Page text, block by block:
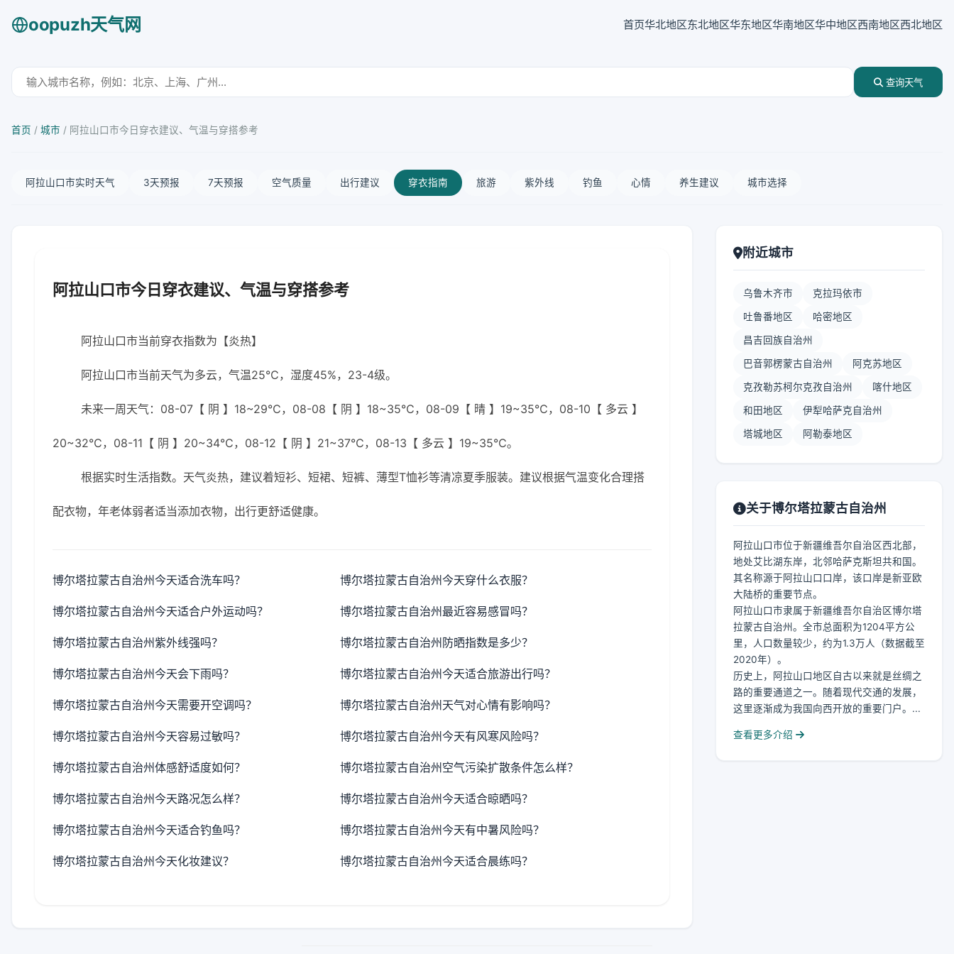
oopuzh天气网 首页华北地区东北地区华东地区华南地区华中地区西南地区西北地区
查询天气
首页 / 城市 / 阿拉山口市今日穿衣建议、气温与穿搭参考
阿拉山口市实时天气 3天预报 7天预报 空气质量 出行建议 穿衣指南 旅游 紫外线 钓鱼 心情 养生建议 城市选择
阿拉山口市今日穿衣建议、气温与穿搭参考
阿拉山口市当前穿衣指数为【炎热】
阿拉山口市当前天气为多云，气温25℃，湿度45%，23-4级。
未来一周天气：08-07【 阴 】18~29℃，08-08【 阴 】18~35℃，08-09【 晴 】19~35℃，08-10【 多云 】
20~32℃，08-11【 阴 】20~34℃，08-12【 阴 】21~37℃，08-13【 多云 】19~35℃。
根据实时生活指数。天气炎热，建议着短衫、短裙、短裤、薄型T恤衫等清凉夏季服装。建议根据气温变化合理搭
配衣物，年老体弱者适当添加衣物，出行更舒适健康。
博尔塔拉蒙古自治州今天适合洗车吗？ 博尔塔拉蒙古自治州今天穿什么衣服？
博尔塔拉蒙古自治州今天适合户外运动吗？ 博尔塔拉蒙古自治州最近容易感冒吗？
博尔塔拉蒙古自治州紫外线强吗？ 博尔塔拉蒙古自治州防晒指数是多少？
博尔塔拉蒙古自治州今天会下雨吗？ 博尔塔拉蒙古自治州今天适合旅游出行吗？
博尔塔拉蒙古自治州今天需要开空调吗？ 博尔塔拉蒙古自治州天气对心情有影响吗？
博尔塔拉蒙古自治州今天容易过敏吗？ 博尔塔拉蒙古自治州今天有风寒风险吗？
博尔塔拉蒙古自治州体感舒适度如何？ 博尔塔拉蒙古自治州空气污染扩散条件怎么样？
博尔塔拉蒙古自治州今天路况怎么样？ 博尔塔拉蒙古自治州今天适合晾晒吗？
博尔塔拉蒙古自治州今天适合钓鱼吗？ 博尔塔拉蒙古自治州今天有中暑风险吗？
博尔塔拉蒙古自治州今天化妆建议？ 博尔塔拉蒙古自治州今天适合晨练吗？
附近城市
乌鲁木齐市 克拉玛依市
吐鲁番地区 哈密地区
昌吉回族自治州
巴音郭楞蒙古自治州 阿克苏地区
克孜勒苏柯尔克孜自治州 喀什地区
和田地区 伊犁哈萨克自治州
塔城地区 阿勒泰地区
关于博尔塔拉蒙古自治州
阿拉山口市位于新疆维吾尔自治区西北部，
地处艾比湖东岸，北邻哈萨克斯坦共和国。
其名称源于阿拉山口口岸，该口岸是新亚欧
大陆桥的重要节点。
阿拉山口市隶属于新疆维吾尔自治区博尔塔
拉蒙古自治州。全市总面积为1204平方公
里，人口数量较少，约为1.3万人（数据截至
2020年）。
历史上，阿拉山口地区自古以来就是丝绸之
路的重要通道之一。随着现代交通的发展，
这里逐渐成为我国向西开放的重要门户。...
查看更多介绍